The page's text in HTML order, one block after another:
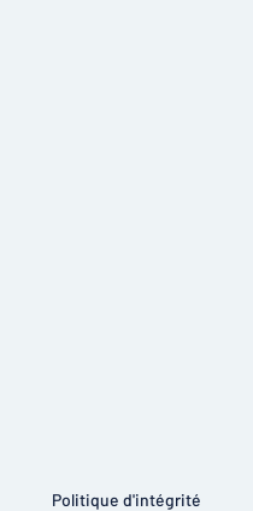
Politique d'intégrité